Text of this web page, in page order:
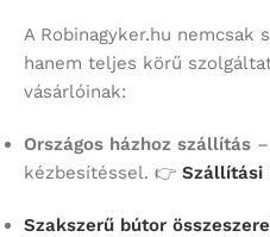
A Robinagyker.hu nemcsak
hanem teljes körű
vásárlóinak:
Országos házhoz szállítás
kézbesítéssel. 👉 Szállítási
Szakszerű bútor